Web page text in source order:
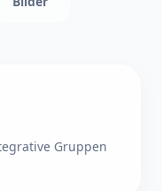
Gruppen